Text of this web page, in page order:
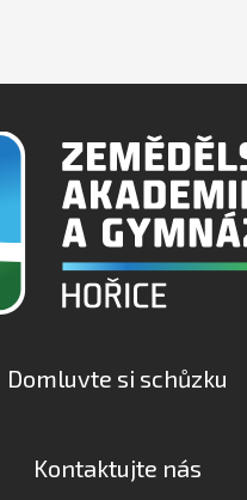
Domluvte si schůzku
Kontaktujte nás